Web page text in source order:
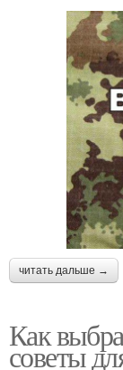
читать дальше →
Как
советы